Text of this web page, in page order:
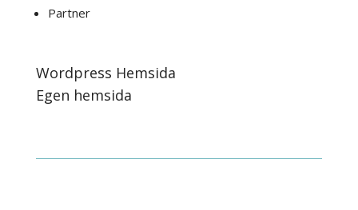
Partner
Wordpress Hemsida
Egen hemsida